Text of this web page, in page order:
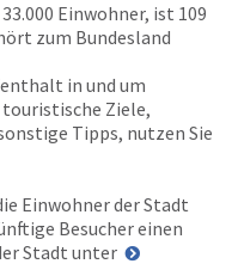
Einwohner, ist 109
zum Bundesland
in und um
Ziele,
Tipps, nutzen Sie
Einwohner der Stadt
Besucher einen
Stadt unter